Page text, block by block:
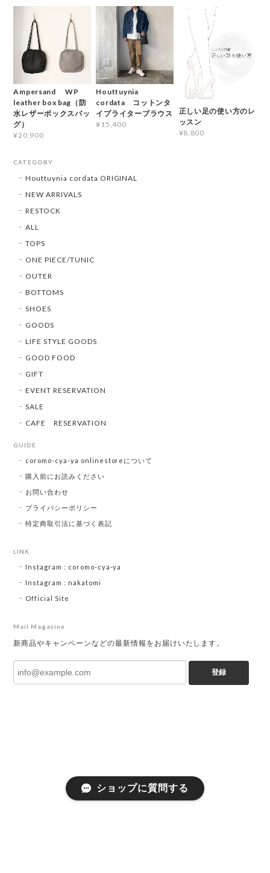
Ampersand WP
leather box bag（防
水レザーボックスバッ
グ）
¥20,900
Houttuynia
cordata コットンタ
イプライターブラウス
¥15,400
正しい足の使い方のレ
ッスン
¥8,800
CATEGORY
Houttuynia cordata ORIGINAL
NEW ARRIVALS
RESTOCK
ALL
TOPS
ONE PIECE/TUNIC
OUTER
BOTTOMS
SHOES
GOODS
LIFE STYLE GOODS
GOOD FOOD
GIFT
EVENT RESERVATION
SALE
CAFE RESERVATION
GUIDE
coromo-cya-ya onlinestoreについて
購入前にお読みください
お問い合わせ
プライバシーポリシー
特定商取引法に基づく表記
LINK
Instagram : coromo-cya-ya
Instagram : nakatomi
Official Site
Mail Magazine
新商品やキャンペーンなどの最新情報をお届けいたします。
登録
ショップに質問する